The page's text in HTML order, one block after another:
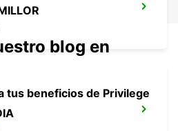
blog en
tus beneficios de Privilege